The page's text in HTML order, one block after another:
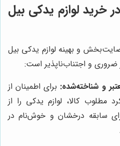
خرید لوازم یدکی بیل
و بهینه لوازم یدکی بیل
ضروری و اجتناب‌ناپذیر است:
و شناخته‌شده: برای اطمینان از
مطلوب کالا، لوازم یدکی را از
سابقه درخشان و خوش‌نام در